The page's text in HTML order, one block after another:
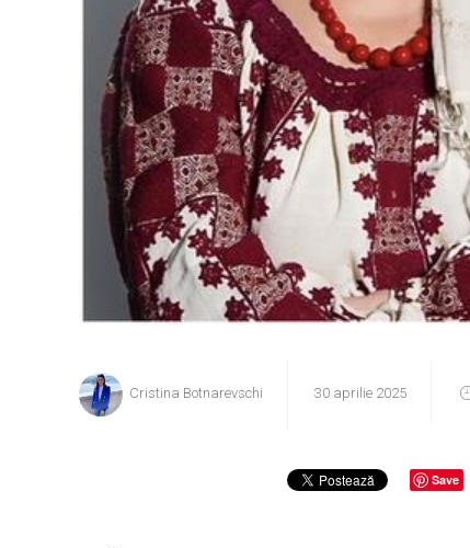
Cristina Botnarevschi 30 aprilie 2025
Save